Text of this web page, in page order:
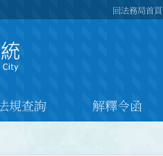
回法務局首頁
規查詢 解釋令函